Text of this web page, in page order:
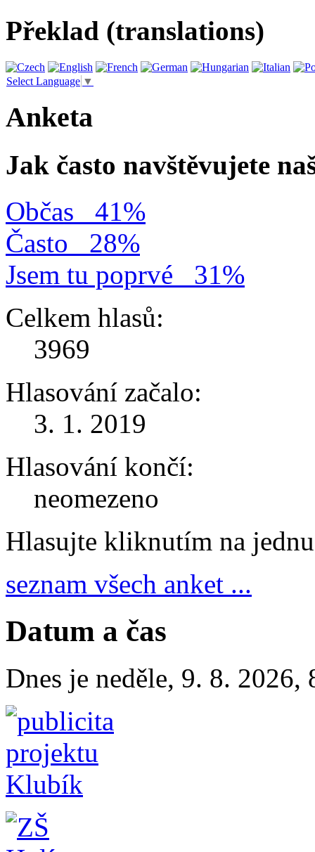
Překlad (translations)
Select Language ▼
Anketa
Jak často navštěvujete
Občas
41%
Často
28%
Jsem tu poprvé
31%
Celkem hlasů:
3969
Hlasování začalo:
3. 1. 2019
Hlasování končí:
neomezeno
Hlasujte kliknutím na
seznam všech anket ...
Datum a čas
Dnes je neděle, 9. 8. 2026,